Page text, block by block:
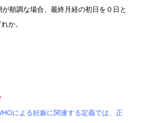
順調な場合、最終月経の初日を０日と
か。
による妊娠に関連する定義では、正